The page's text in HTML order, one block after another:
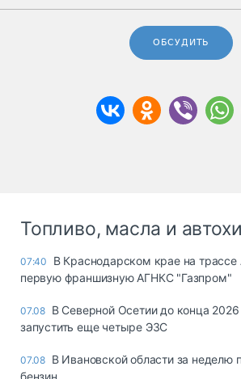
ОБСУДИТЬ
Топливо, масла и
07:40
В Краснодарском крае на трассе
первую франшизную АГНКС "Газпром"
07.08 В Северной Осетии до конца
запустить еще четыре ЭЗС
07.08 В Ивановской области за неделю
бензин